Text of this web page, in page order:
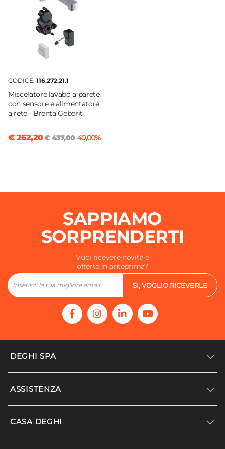
CODICE: 116.272.21.1
Miscelatore lavabo a parete
con sensore e alimentatore
a rete - Brenta Geberit
€ 262,20€ 437,00 40,00%
SAPPIAMO
SORPRENDERTI
Vuoi ricevere novità e
offerte in anteprima?
SI, VOGLIO RICEVERLE
DEGHI SPA
Accedi/Registrati
ASSISTENZA
Supporto
CASA DEGHI